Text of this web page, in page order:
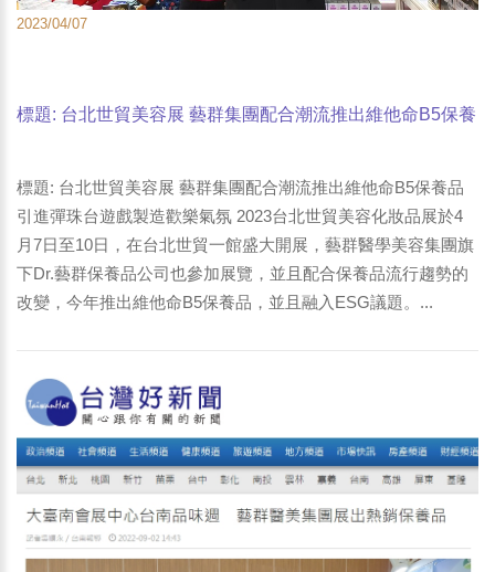
2023/04/07
標題: 台北世貿美容展 藝群集團配合潮流推出維他命B5保養
標題: 台北世貿美容展 藝群集團配合潮流推出維他命B5保養品
引進彈珠台遊戲製造歡樂氣氛 2023台北世貿美容化妝品展於4
月7日至10日，在台北世貿一館盛大開展，藝群醫學美容集團旗
下Dr.藝群保養品公司也參加展覽，並且配合保養品流行趨勢的
改變，今年推出維他命B5保養品，並且融入ESG議題。...